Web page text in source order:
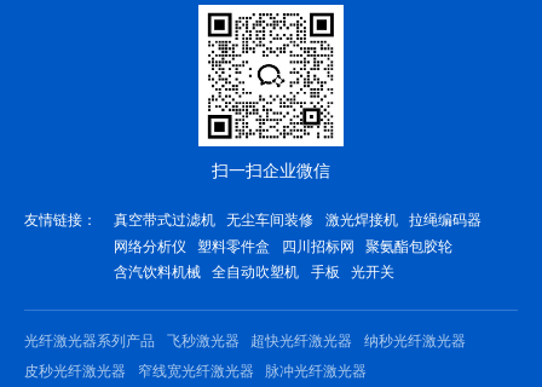
扫一扫企业微信
友情链接： 真空带式过滤机 无尘车间装修 激光焊接机 拉绳编码器
网络分析仪 塑料零件盒 四川招标网
聚氨酯包胶轮
含汽饮料机械 全自动吹塑机 手板 光开关
光纤激光器系列产品 飞秒激光器 超快光纤激光器
纳秒光纤激光器
皮秒光纤激光器
窄线宽光纤激光器
脉冲光纤激光器